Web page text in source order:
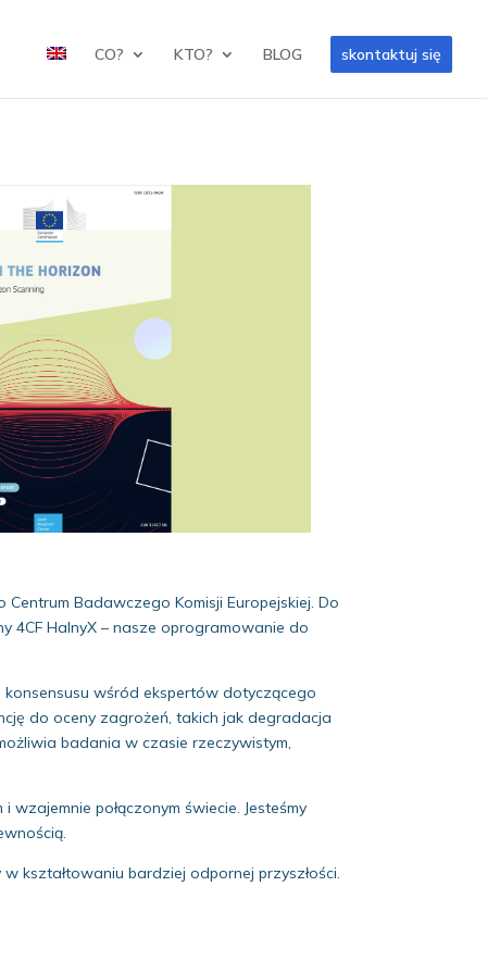
CO? KTO? BLOG skontaktuj się
Badawczego Komisji Europejskiej. Do
4CF HalnyX – nasze oprogramowanie do
konsensusu wśród ekspertów dotyczącego
do oceny zagrożeń, takich jak degradacja
badania w czasie rzeczywistym,
połączonym świecie. Jesteśmy
kształtowaniu bardziej odpornej przyszłości.